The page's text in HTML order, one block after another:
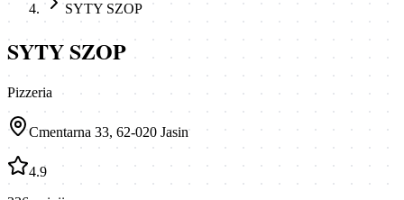
SYTY SZOP
SYTY SZOP
Pizzeria
Cmentarna 33, 62-020 Jasin
4.9